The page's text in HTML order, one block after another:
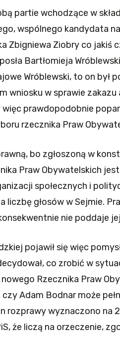
partie wchodzące w
wspólnego kandydata
Zbigniewa Ziobry co jakiś
Bartłomieja
Wróblewski, to on był
wniosku w sprawie
więc prawdopodobnie
rzecznika Praw
bo zgłoszoną w
Praw Obywatelskich
społecznych i
liczbę głosów w Sejmie.
nie poddaje
pojawił się więc
co zrobić w
Rzecznika Praw
Adam Bodnar może
rozprawy wyznaczono na
że liczą na orzeczenie,